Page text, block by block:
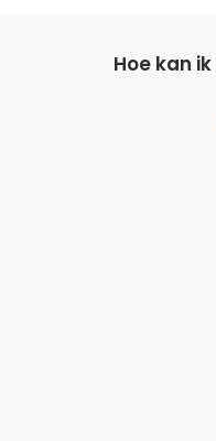
Hoe kan